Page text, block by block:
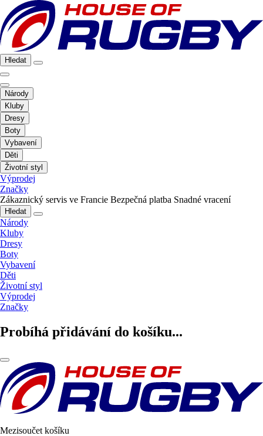
Hledat
Národy
Kluby
Dresy
Boty
Vybavení
Děti
Životní styl
Výprodej
Značky
Zákaznický servis ve Francie Bezpečná platba Snadné vracení
Hledat
Národy
Kluby
Dresy
Boty
Vybavení
Děti
Životní styl
Výprodej
Značky
Probíhá přidávání do košíku...
Mezisoučet košíku